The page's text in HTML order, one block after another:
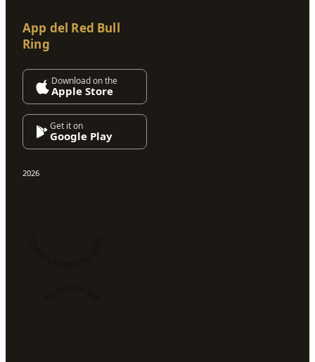
App del Red Bull
Ring
Download on the
Apple Store
Get it on
Google Play